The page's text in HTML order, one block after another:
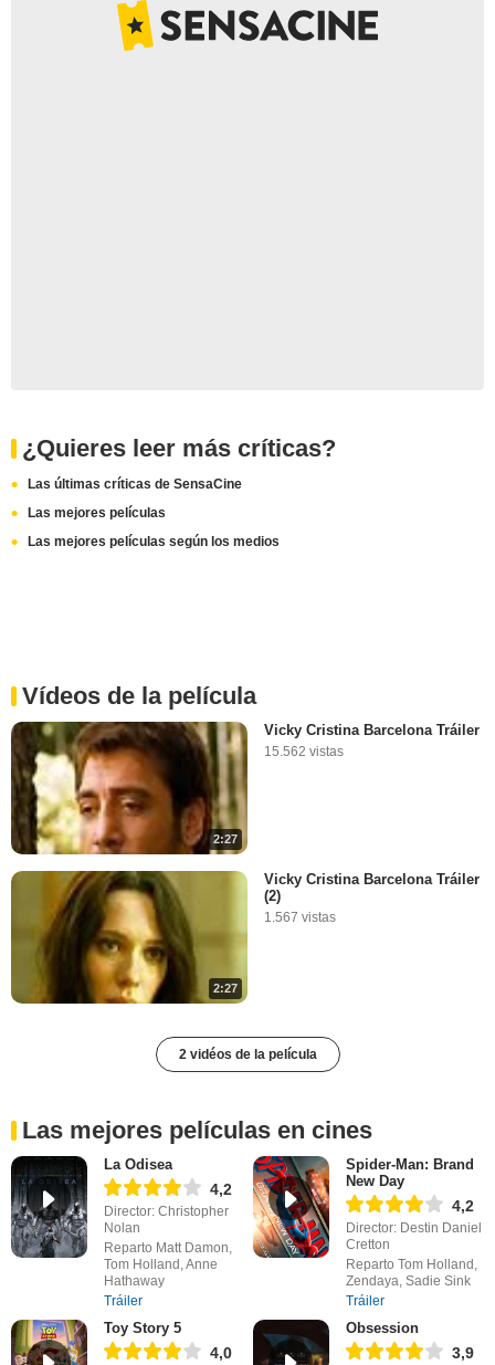
¿Quieres leer más críticas?
Las últimas críticas de SensaCine
Las mejores películas
Las mejores películas según los medios
Vídeos de la película
2:27
Vicky Cristina Barcelona Tráiler
15.562 vistas
2:27
Vicky Cristina Barcelona Tráiler
(2)
1.567 vistas
2 vidéos de la película
Las mejores películas en cines
La Odisea
4,2
Director: Christopher
Nolan
Reparto Matt Damon,
Tom Holland, Anne
Hathaway
Tráiler
Spider-Man: Brand
New Day
4,2
Director: Destin Daniel
Cretton
Reparto Tom Holland,
Zendaya, Sadie Sink
Tráiler
Toy Story 5
4,0
Obsession
3,9